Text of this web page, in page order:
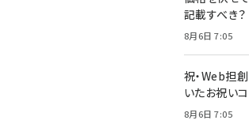
記載すべき？
8月6日 7:05
祝・Web担
いたお祝いコ
8月6日 7:05